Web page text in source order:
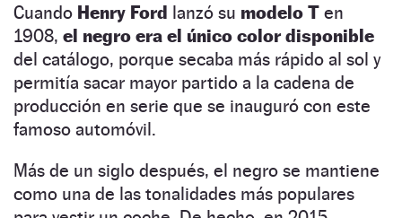
Cuando Henry Ford lanzó su modelo T en
1908, el negro era el único color disponible
del catálogo, porque secaba más rápido al sol y
permitía sacar mayor partido a la cadena de
producción en serie que se inauguró con este
famoso automóvil.
Más de un siglo después, el negro se mantiene
como una de las tonalidades más populares